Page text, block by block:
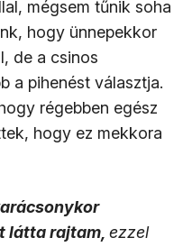
mégsem tűnik soha
hogy ünnepekkor
de a csinos
a pihenést választja.
régebben egész
hogy ez mekkora
látta rajtam, ezzel